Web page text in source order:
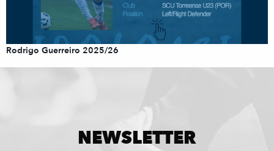
Rodrigo Guerreiro 2025/26
NEWSLETTER